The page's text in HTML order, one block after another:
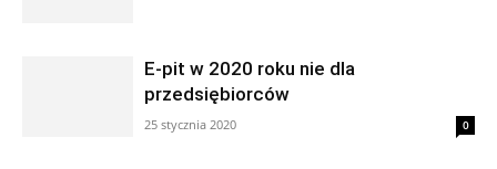
E-pit w 2020 roku nie dla
przedsiębiorców
25 stycznia 2020 0